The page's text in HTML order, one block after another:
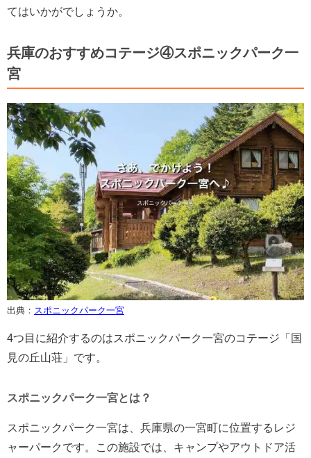
てはいかがでしょうか。
兵庫のおすすめコテージ④スポニックパーク一
宮
出典： スポニックパーク一宮
4つ目に紹介するのはスポニックパーク一宮のコテージ「国
見の丘山荘」です。
スポニックパーク一宮とは？
スポニックパーク一宮は、兵庫県の一宮町に位置するレジ
ャーパークです。この施設では、キャンプやアウトドア活